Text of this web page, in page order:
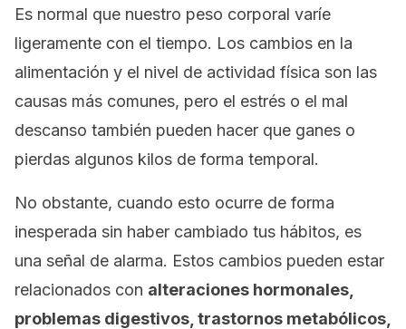
Es normal que nuestro peso corporal varíe
ligeramente con el tiempo. Los cambios en la
alimentación y el nivel de actividad física son las
causas más comunes, pero el estrés o el mal
descanso también pueden hacer que ganes o
pierdas algunos kilos de forma temporal.
No obstante, cuando esto ocurre de forma
inesperada sin haber cambiado tus hábitos, es
una señal de alarma. Estos cambios pueden estar
relacionados con alteraciones hormonales,
problemas digestivos, trastornos metabólicos,